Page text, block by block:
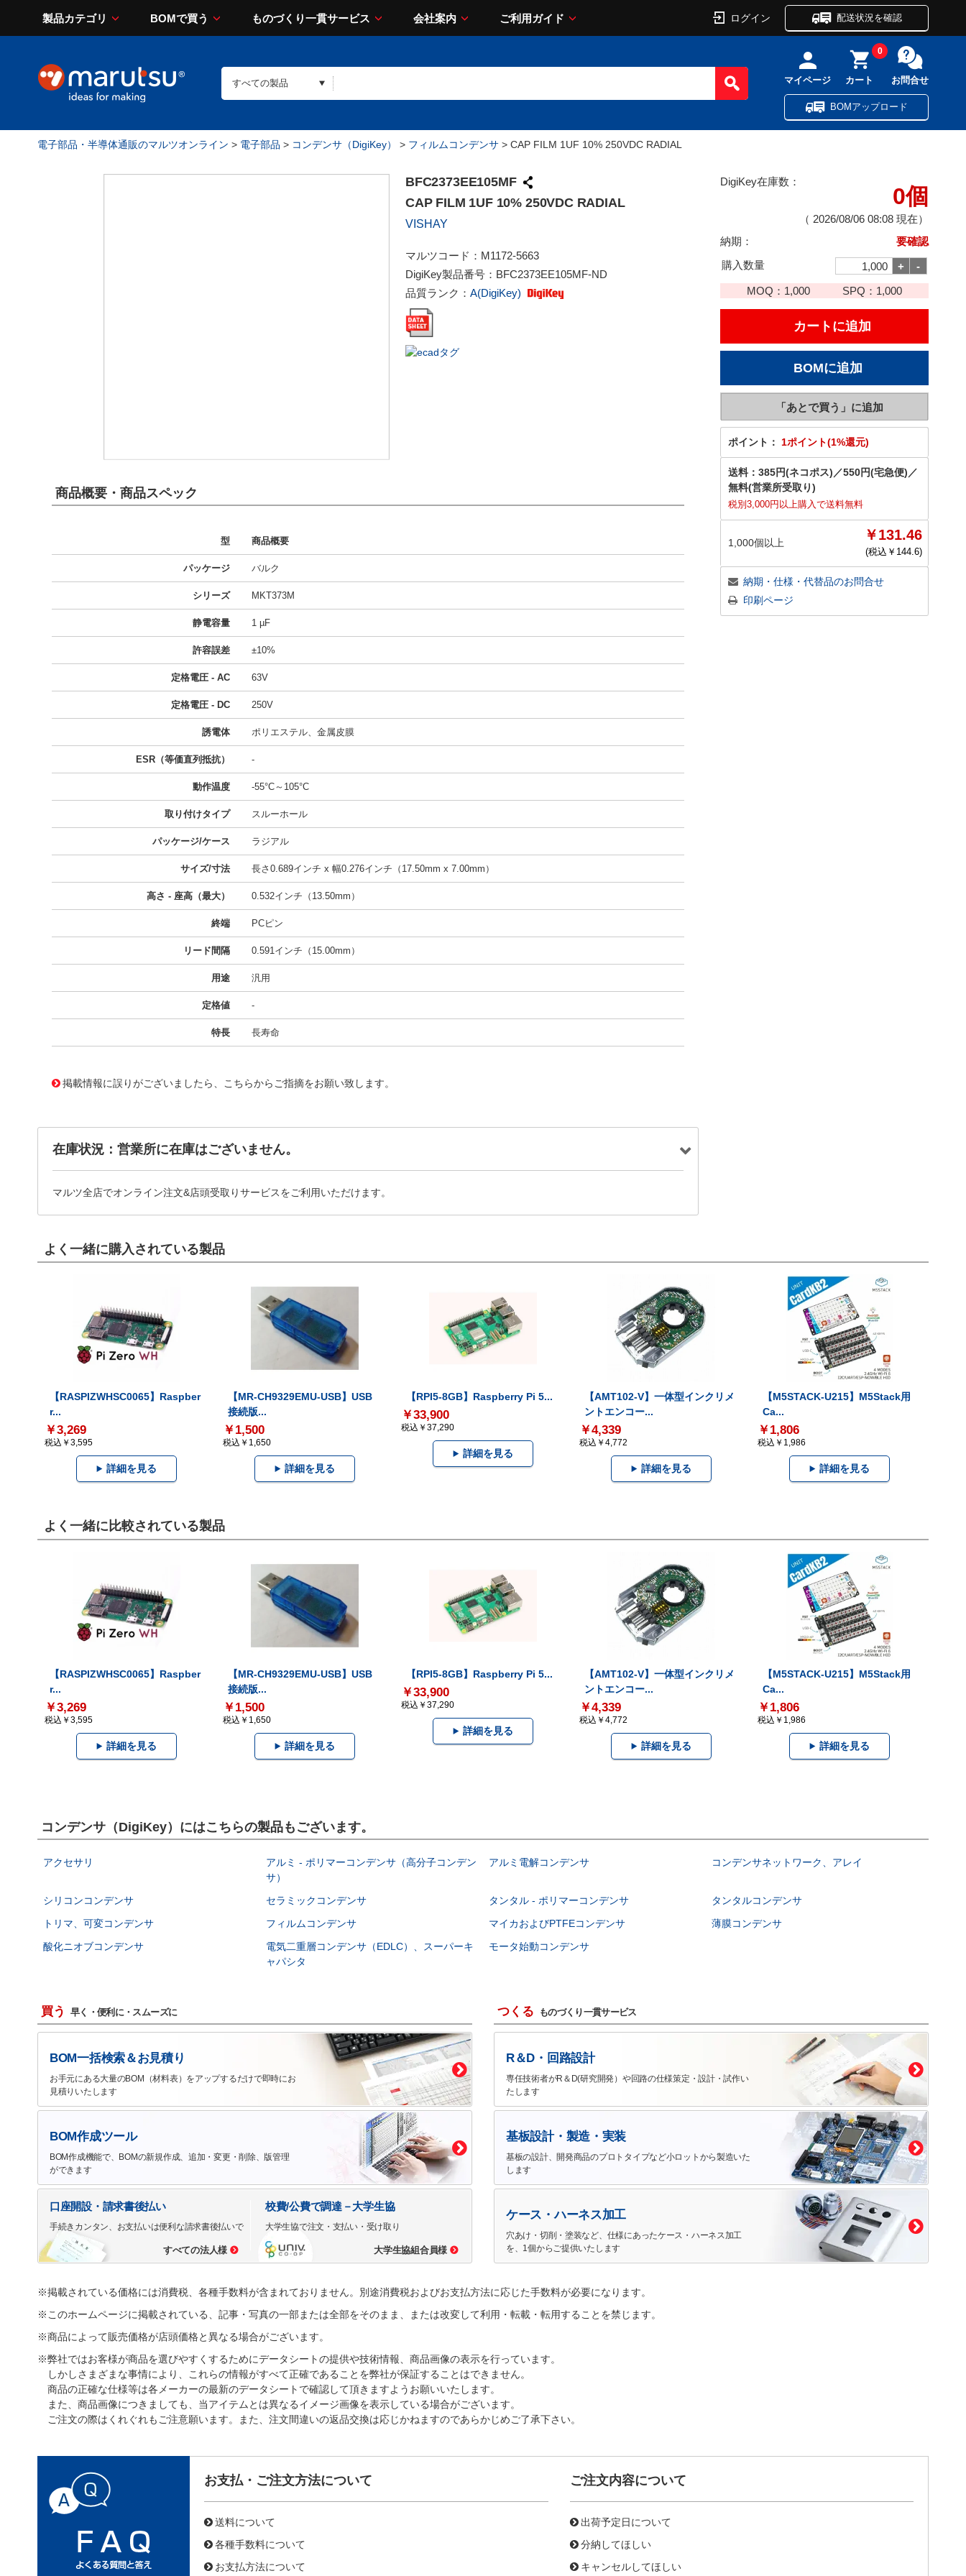
製品カテゴリ BOMで買う ものづくり一貫サービス 会社案内 ご利用ガイド ログイン 配送状況を確認
マイページ カート
0
お問合せ
BOMアップロード
電子部品・半導体通販のマルツオンライン > 電子部品 > コンデンサ（DigiKey） > フィルムコンデンサ > CAP FILM 1UF 10% 250VDC RADIAL
BFC2373EE105MF
CAP FILM 1UF 10% 250VDC RADIAL
VISHAY
マルツコード： M1172-5663
DigiKey製品番号： BFC2373EE105MF-ND
品質ランク： A(DigiKey)
DigiKey在庫数：
0個
（ 2026/08/06 08:08 現在）
納期：
要確認
購入数量
MOQ： 1,000 SPQ： 1,000
ポイント： 1ポイント(1%還元)
送料： 385円(ネコポス) ／550円(宅急便) ／
無料(営業所受取り)
税別3,000円以上購入で送料無料
1,000個以上 ￥131.46
(税込￥ 144.6)
納期・仕様・代替品のお問合せ
印刷ページ
商品概要・商品スペック
型 商品概要
パッケージ バルク
シリーズ MKT373M
静電容量 1 µF
許容誤差 ±10%
定格電圧 - AC 63V
定格電圧 - DC 250V
誘電体 ポリエステル、金属皮膜
ESR（等価直列抵抗） -
動作温度 -55°C～105°C
取り付けタイプ スルーホール
パッケージ/ケース ラジアル
サイズ/寸法 長さ0.689インチ x 幅0.276インチ（17.50mm x 7.00mm）
高さ - 座高（最大） 0.532インチ（13.50mm）
終端 PCピン
リード間隔 0.591インチ（15.00mm）
用途 汎用
定格値 -
特長 長寿命
掲載情報に誤りがございましたら、こちらからご指摘をお願い致します。
在庫状況：営業所に在庫はございません。
マルツ全店でオンライン注文&店頭受取りサービスをご利用いただけます。
よく一緒に購入されている製品
【RASPIZWHSC0065】Raspber
r...
￥3,269
税込￥3,595
詳細を見る
【MR-CH9329EMU-USB】USB
接続版...
￥1,500
税込￥1,650
詳細を見る
【RPI5-8GB】Raspberry Pi 5...
￥33,900
税込￥37,290
詳細を見る
【AMT102-V】一体型インクリメ
ントエンコー...
￥4,339
税込￥4,772
詳細を見る
【M5STACK-U215】M5Stack用
Ca...
￥1,806
税込￥1,986
詳細を見る
よく一緒に比較されている製品
【RASPIZWHSC0065】Raspber
r...
￥3,269
税込￥3,595
詳細を見る
【MR-CH9329EMU-USB】USB
接続版...
￥1,500
税込￥1,650
詳細を見る
【RPI5-8GB】Raspberry Pi 5...
￥33,900
税込￥37,290
詳細を見る
【AMT102-V】一体型インクリメ
ントエンコー...
￥4,339
税込￥4,772
詳細を見る
【M5STACK-U215】M5Stack用
Ca...
￥1,806
税込￥1,986
詳細を見る
コンデンサ（DigiKey）にはこちらの製品もございます。
アクセサリ
アルミ - ポリマーコンデンサ（高分子コンデン
サ）
アルミ電解コンデンサ コンデンサネットワーク、アレイ
シリコンコンデンサ セラミックコンデンサ タンタル - ポリマーコンデンサ
タンタルコンデンサ
トリマ、可変コンデンサ
フィルムコンデンサ マイカおよびPTFEコンデンサ
薄膜コンデンサ
酸化ニオブコンデンサ
電気二重層コンデンサ（EDLC）、スーパーキ
ャパシタ
モータ始動コンデンサ
買う 早く・便利に・スムーズに
BOM一括検索＆お見積り
お手元にある大量のBOM（材料表）をアップするだけで即時にお
見積りいたします
BOM作成ツール
BOM作成機能で、BOMの新規作成、追加・変更・削除、版管理
ができます
口座開設・請求書後払い
手続きカンタン、お支払いは便利な請求書後払いで
すべての法人様
校費/公費で調達－大学生協
大学生協で注文・支払い・受け取り
大学生協組合員様
つくる ものづくり一貫サービス
R＆D・回路設計
専任技術者がR＆D(研究開発）や回路の仕様策定・設計・試作い
たします
基板設計・製造・実装
基板の設計、開発商品のプロトタイプなど小ロットから製造いた
します
ケース・ハーネス加工
穴あけ・切削・塗装など、仕様にあったケース・ハーネス加工
を、1個からご提供いたします
※掲載されている価格には消費税、各種手数料が含まれておりません。別途消費税およびお支払方法に応じた手数料が必要になります。
※このホームページに掲載されている、記事・写真の一部または全部をそのまま、または改変して利用・転載・転用することを禁じます。
※商品によって販売価格が店頭価格と異なる場合がございます。
※弊社ではお客様が商品を選びやすくするためにデータシートの提供や技術情報、商品画像の表示を行っています。
しかしさまざまな事情により、これらの情報がすべて正確であることを弊社が保証することはできません。
商品の正確な仕様等は各メーカーの最新のデータシートで確認して頂きますようお願いいたします。
また、商品画像につきましても、当アイテムとは異なるイメージ画像を表示している場合がございます。
ご注文の際はくれぐれもご注意願います。また、注文間違いの返品交換は応じかねますのであらかじめご了承下さい。
お支払・ご注文方法について
送料について
各種手数料について
お支払方法について
ご注文内容について
出荷予定日について
分納してほしい
キャンセルしてほしい